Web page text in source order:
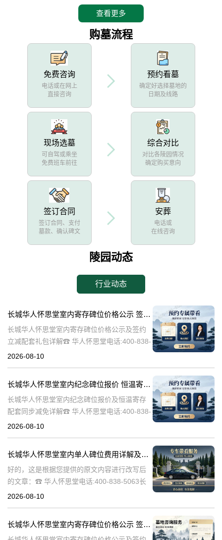
查看更多
购墓流程
免费咨询
电话或在网上
直接咨询
预约看墓
确定好选择墓地的
日期及线路
现场选墓
可自驾或乘坐
免费班车前往
综合对比
对比各陵园情况
确定购买意向
签订合同
签订合同、支付
墓款、确认碑文
安葬
电话或
在线咨询
陵园动态
行业动态
长城华人怀思堂室内寄存碑位价格公示 签约立减配套礼包详解
长城华人怀思堂室内寄存碑位价格公示及签约
立减配套礼包详解☎ 华人怀思堂电话:400-838-
5063随着社会的发展和人们生活节奏的加快，
2026-08-10
长城华人怀思堂室内纪念碑位报价 恒温寄存配套同步减免详解
长城华人怀思堂室内纪念碑位报价及恒温寄存
配套同步减免详解☎ 华人怀思堂电话:400-838-
5063在现代社会，随着人们生活节奏的加快，
2026-08-10
长城华人怀思堂室内单人碑位费用详解及追思厅使用优惠说明
好的，这是根据您提供的原文内容进行改写后
的文章：☎ 华人怀思堂电话:400-838-5063长
城华人怀思堂室内单人碑位费用明细及追思厅
2026-08-10
长城华人怀思堂室内寄存碑位价格公示 签约立减配套礼包详解